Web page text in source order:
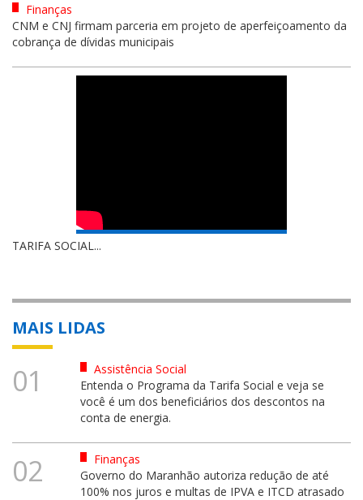
Finanças
CNM e CNJ firmam parceria em projeto de aperfeiçoamento da
cobrança de dívidas municipais
TARIFA SOCIAL...
MAIS LIDAS
01
Assistência Social
Entenda o Programa da Tarifa Social e veja se
você é um dos beneficiários dos descontos na
conta de energia.
02
Finanças
Governo do Maranhão autoriza redução de até
100% nos juros e multas de IPVA e ITCD atrasado